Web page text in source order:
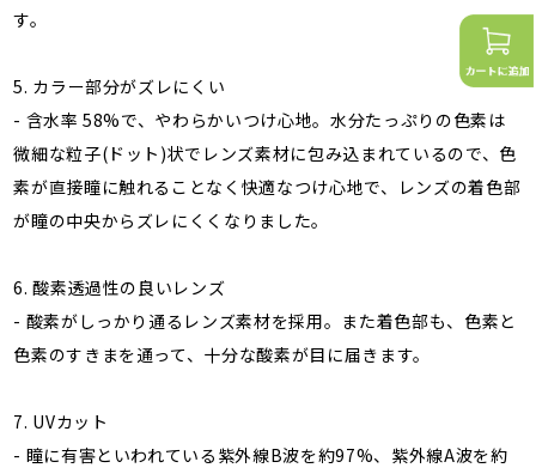
す。
5. カラー部分がズレにくい
- 含水率 58%で、やわらかいつけ心地。水分たっぷりの色素は
微細な粒子(ドット)状でレンズ素材に包み込まれているので、色
素が直接瞳に触れることなく快適なつけ心地で、レンズの着色部
が瞳の中央からズレにくくなりました。
6. 酸素透過性の良いレンズ
- 酸素がしっかり通るレンズ素材を採用。また着色部も、色素と
色素のすきまを通って、十分な酸素が目に届きます。
7. UVカット
- 瞳に有害といわれている紫外線B波を約97%、紫外線A波を約